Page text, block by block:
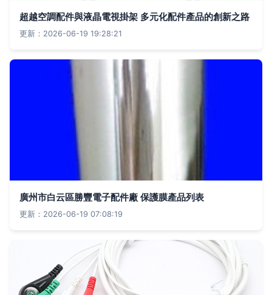
超越空調配件與液晶電視掛架 多元化配件產品的創新之路
更新：2026-06-19 19:28:21
廣州市白云區勝豐電子配件廠 保護膜產品列表
更新：2026-06-19 07:08:19